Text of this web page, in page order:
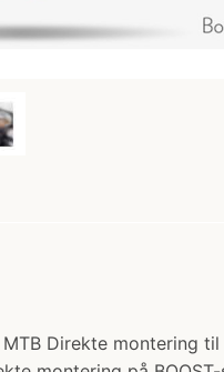
Direkte montering